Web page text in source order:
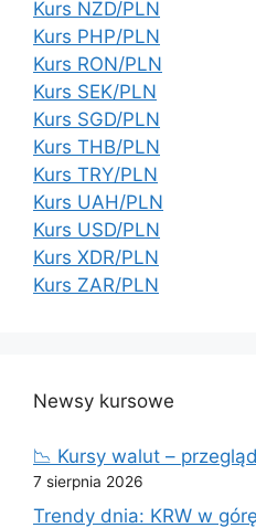
Kurs NZD/PLN
Kurs PHP/PLN
Kurs RON/PLN
Kurs SEK/PLN
Kurs SGD/PLN
Kurs THB/PLN
Kurs TRY/PLN
Kurs UAH/PLN
Kurs USD/PLN
Kurs XDR/PLN
Kurs ZAR/PLN
Newsy kursowe
📉 Kursy walut –
7 sierpnia 2026
Trendy dnia: KRW w